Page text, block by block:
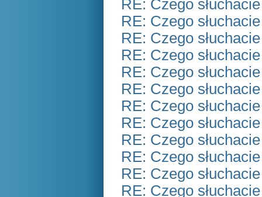
RE: Czego
RE: Czego
RE: Czego
RE: Czego
RE: Czego
RE: Czego
RE: Czego
RE: Czego
RE: Czego
RE: Czego
RE: Czego
RE: Czego